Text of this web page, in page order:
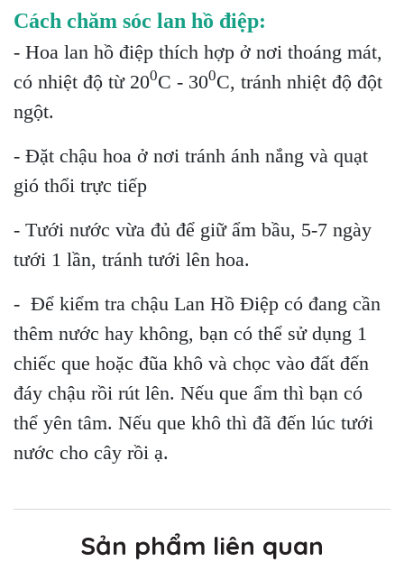
Cách chăm sóc lan hồ điệp:
- Hoa lan hồ điệp thích hợp ở nơi thoáng mát,
có nhiệt độ từ 200C - 300C, tránh nhiệt độ đột
ngột.
- Đặt chậu hoa ở nơi tránh ánh nắng và quạt
gió thổi trực tiếp
- Tưới nước vừa đủ để giữ ẩm bầu, 5-7 ngày
tưới 1 lần, tránh tưới lên hoa.
- Để kiểm tra chậu Lan Hồ Điệp có đang cần
thêm nước hay không, bạn có thể sử dụng 1
chiếc que hoặc đũa khô và chọc vào đất đến
đáy chậu rồi rút lên. Nếu que ẩm thì bạn có
thể yên tâm. Nếu que khô thì đã đến lúc tưới
nước cho cây rồi ạ.
Sản phẩm liên quan